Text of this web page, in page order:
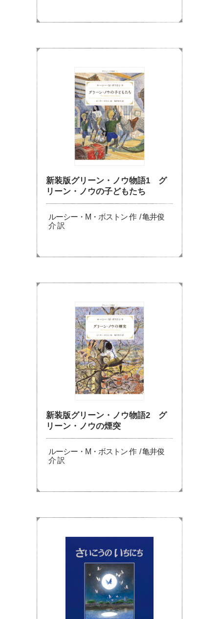
新装版グリーン・ノウ物語1 グ
リーン・ノウの子どもたち
ルーシー・M・ボストン 作 / 亀井俊
介 訳
新装版グリーン・ノウ物語2 グ
リーン・ノウの煙突
ルーシー・M・ボストン 作 / 亀井俊
介 訳